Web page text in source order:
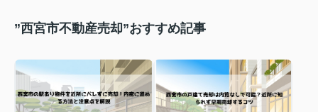
”西宮市不動産売却”おすすめ記事